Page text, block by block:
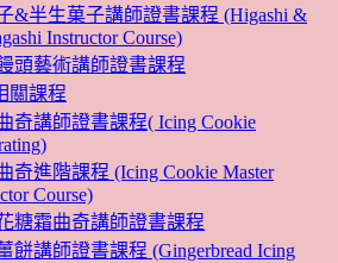
&半生菓子講師證書課程 (Higashi &
Instructor Course)
頭藝術講師證書課程
關課程
奇講師證書課程( Icing Cookie
奇進階課程 (Icing Cookie Master
Course)
糖霜曲奇講師證書課程
餅講師證書課程 (Gingerbread Icing